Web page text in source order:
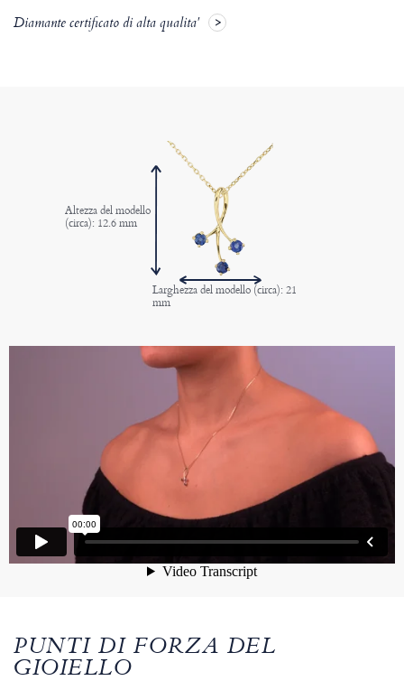
Diamante certificato di alta qualita'
Altezza del modello
(circa): 12.6 mm
Larghezza del modello (circa): 21
mm
PUNTI DI FORZA DEL
GIOIELLO